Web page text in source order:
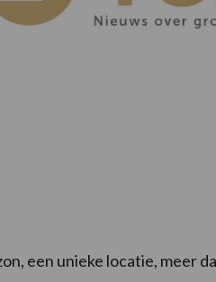
een unieke locatie, meer